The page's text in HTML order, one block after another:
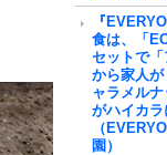
『
食は、「
セットで
から家人
ャラメル
がハイカラ
（
園）